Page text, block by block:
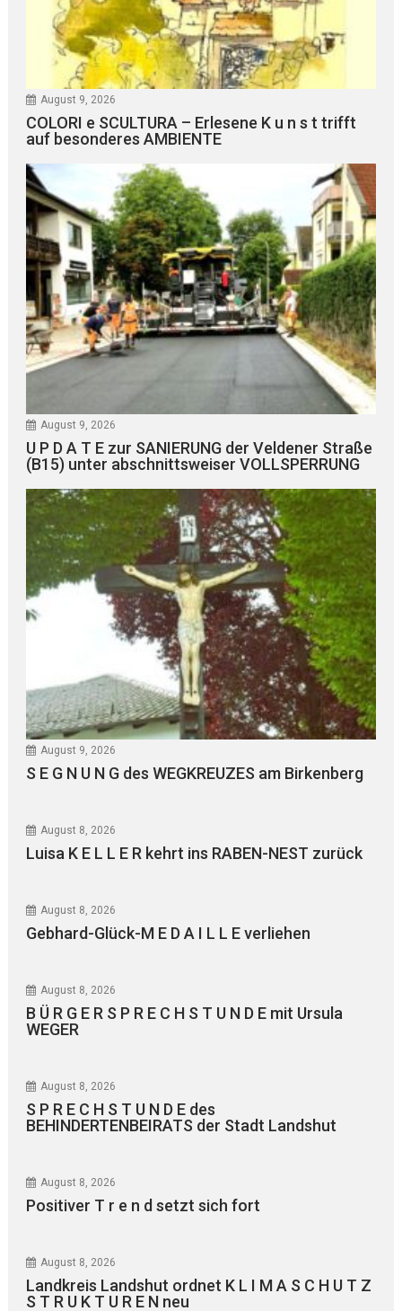
August 9, 2026
COLORI e SCULTURA – Erlesene K u n s t trifft
auf besonderes AMBIENTE
August 9, 2026
U P D A T E zur SANIERUNG der Veldener Straße
(B15) unter abschnittsweiser VOLLSPERRUNG
August 9, 2026
S E G N U N G des WEGKREUZES am Birkenberg
August 8, 2026
Luisa K E L L E R kehrt ins RABEN-NEST zurück
August 8, 2026
Gebhard-Glück-M E D A I L L E verliehen
August 8, 2026
B Ü R G E R S P R E C H S T U N D E mit Ursula
WEGER
August 8, 2026
S P R E C H S T U N D E des
BEHINDERTENBEIRATS der Stadt Landshut
August 8, 2026
Positiver T r e n d setzt sich fort
August 8, 2026
Landkreis Landshut ordnet K L I M A S C H U T Z
S T R U K T U R E N neu